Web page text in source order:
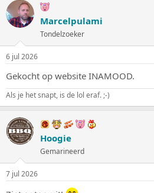
r
d
e
i
n
g
e
n
:
Marcelpulami
Tondelzoeker
6 jul 2026
Gekocht op website INAMOOD.
Als je het snapt, is de lol eraf. ;-)
Hoogie
Gemarineerd
7 jul 2026